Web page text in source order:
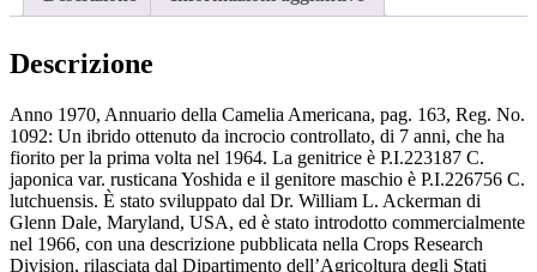
Descrizione
Anno 1970, Annuario della Camelia Americana, pag. 163, Reg. No.
1092: Un ibrido ottenuto da incrocio controllato, di 7 anni, che ha
fiorito per la prima volta nel 1964. La genitrice è P.I.223187 C.
japonica var. rusticana Yoshida e il genitore maschio è P.I.226756 C.
lutchuensis. È stato sviluppato dal Dr. William L. Ackerman di
Glenn Dale, Maryland, USA, ed è stato introdotto commercialmente
nel 1966, con una descrizione pubblicata nella Crops Research
Division, rilasciata dal Dipartimento dell’Agricoltura degli Stati